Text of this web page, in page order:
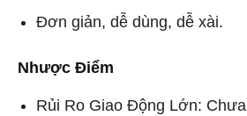
Đơn giản, dễ dùng, dễ xài.
Nhược Điểm
Rủi Ro Giao Động Lớn: